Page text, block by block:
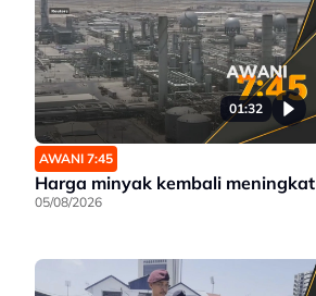
01:32
AWANI 7:45
Harga minyak kembali meningkat
05/08/2026